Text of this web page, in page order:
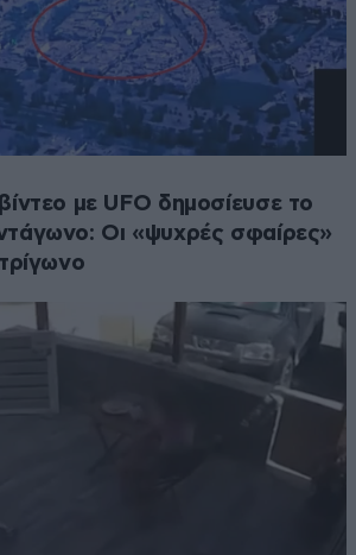
με UFO δημοσίευσε το
Οι «ψυχρές σφαίρες»